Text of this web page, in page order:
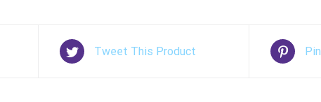
Tweet This Product